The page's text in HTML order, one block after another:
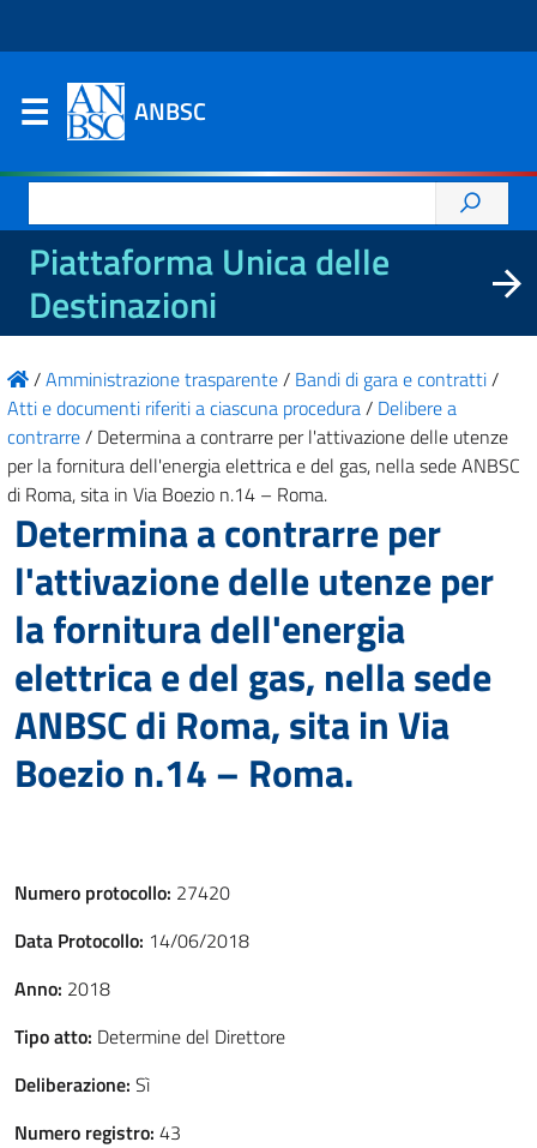
ANBSC
per:
Piattaforma Unica delle
Destinazioni
/Amministrazione trasparente/ Bandi di gara e contratti/
Atti e documenti riferiti a ciascuna procedura/ Delibere a
contrarre/ Determina a contrarre per l'attivazione delle utenze
per la fornitura dell'energia elettrica e del gas, nella sede ANBSC
di Roma, sita in Via Boezio n.14 – Roma.
Determina a contrarre per
l'attivazione delle utenze per
la fornitura dell'energia
elettrica e del gas, nella sede
ANBSC di Roma, sita in Via
Boezio n.14 – Roma.
Numero protocollo: 27420
Data Protocollo: 14/06/2018
Anno: 2018
Tipo atto: Determine del Direttore
Deliberazione: Sì
Numero registro: 43